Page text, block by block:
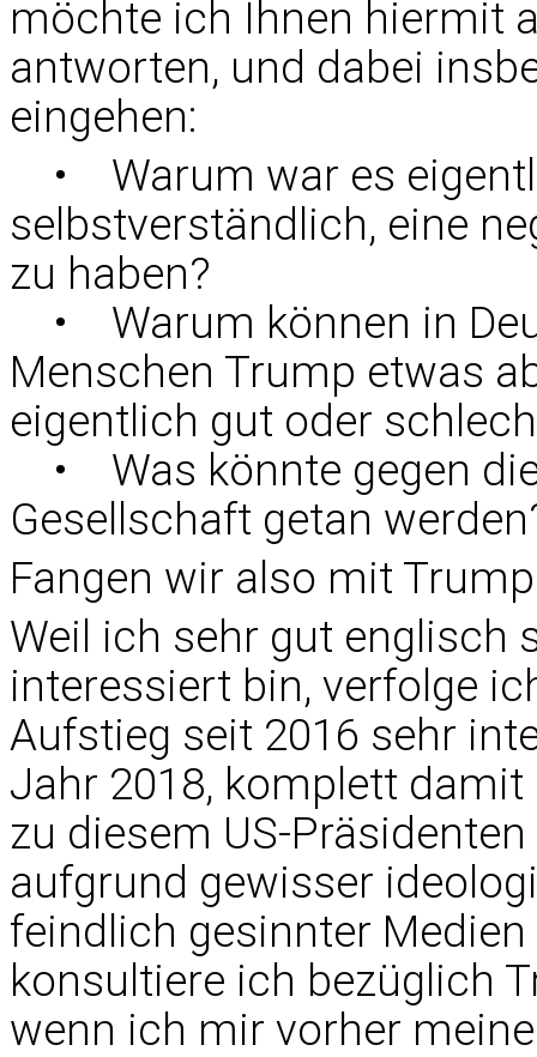
möchte ich Ihnen hiermit
antworten, und dabei
eingehen:
• Warum war es
selbstverständlich, eine
zu haben?
• Warum können in
Menschen Trump etwas
eigentlich gut oder
• Was könnte gegen
Gesellschaft getan
Fangen wir also mit
Weil ich sehr gut englisch
interessiert bin, verfolge
Aufstieg seit 2016 sehr
Jahr 2018, komplett
zu diesem US-
aufgrund gewisser
feindlich gesinnter
konsultiere ich bezüglich
wenn ich mir vorher